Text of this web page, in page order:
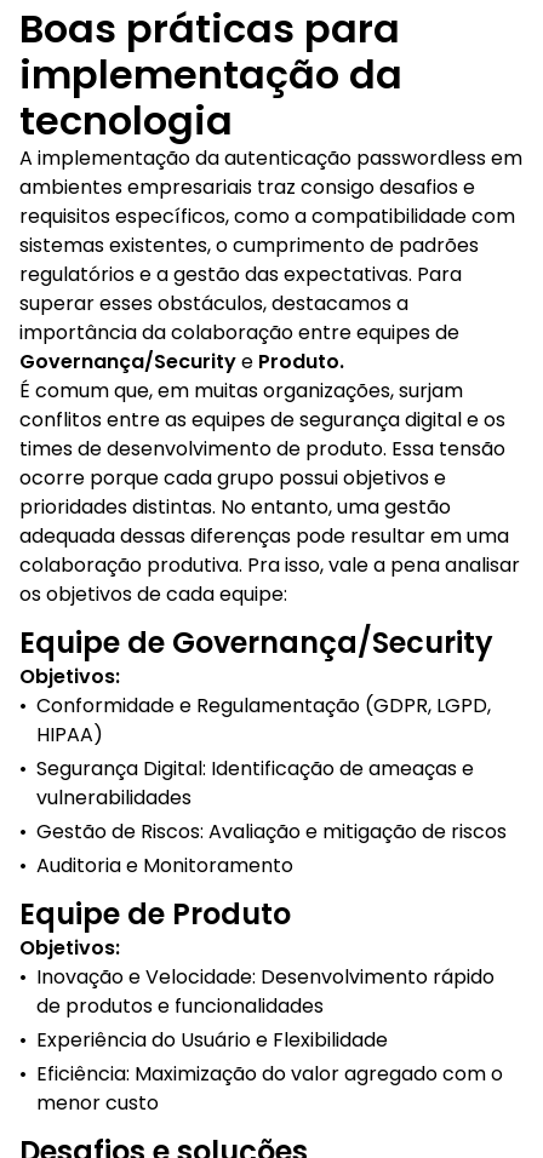
Boas práticas para
implementação da
tecnologia
A implementação da autenticação passwordless em
ambientes empresariais traz consigo desafios e
requisitos específicos, como a compatibilidade com
sistemas existentes, o cumprimento de padrões
regulatórios e a gestão das expectativas. Para
superar esses obstáculos, destacamos a
importância da colaboração entre equipes de
Governança/Securitye Produto.
É comum que, em muitas organizações, surjam
conflitos entre as equipes de segurança digital e os
times de desenvolvimento de produto. Essa tensão
ocorre porque cada grupo possui objetivos e
prioridades distintas. No entanto, uma gestão
adequada dessas diferenças pode resultar em uma
colaboração produtiva. Pra isso, vale a pena analisar
os objetivos de cada equipe:
Equipe de Governança/Security
Objetivos:
• Conformidade e Regulamentação (GDPR, LGPD,
HIPAA)
• Segurança Digital: Identificação de ameaças e
vulnerabilidades
• Gestão de Riscos: Avaliação e mitigação de riscos
• Auditoria e Monitoramento
Equipe de Produto
Objetivos:
• Inovação e Velocidade: Desenvolvimento rápido
de produtos e funcionalidades
• Experiência do Usuário e Flexibilidade
• Eficiência: Maximização do valor agregado com o
menor custo